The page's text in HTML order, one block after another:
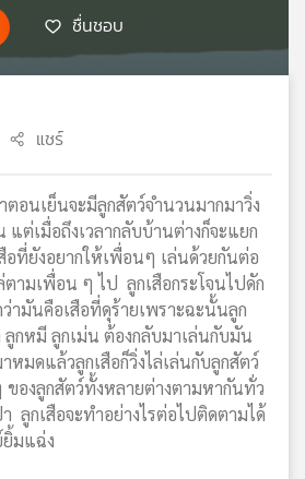
ชื่นชอบ
แชร์
อนเย็นจะมีลูกสัตว์จำนวนมากมาวิ่ง
ต่เมื่อถึงเวลากลับบ้านต่างก็จะแยก
อที่ยังอยากให้เพื่อนๆ เล่นด้วยกันต่อ
ตามเพื่อน ๆ ไป ลูกเสือกระโจนไปดัก
มันคือเสือที่ดุร้ายเพราะฉะนั้นลูก
ลูกหมี ลูกเม่น ต้องกลับมาเล่นกับมัน
มดแล้วลูกเสือก็วิ่งไล่เล่นกับลูกสัตว์
องลูกสัตว์ทั้งหลายต่างตามหากันทั่ว
ลูกเสือจะทำอย่างไรต่อไปติดตามได้
มแฉ่ง